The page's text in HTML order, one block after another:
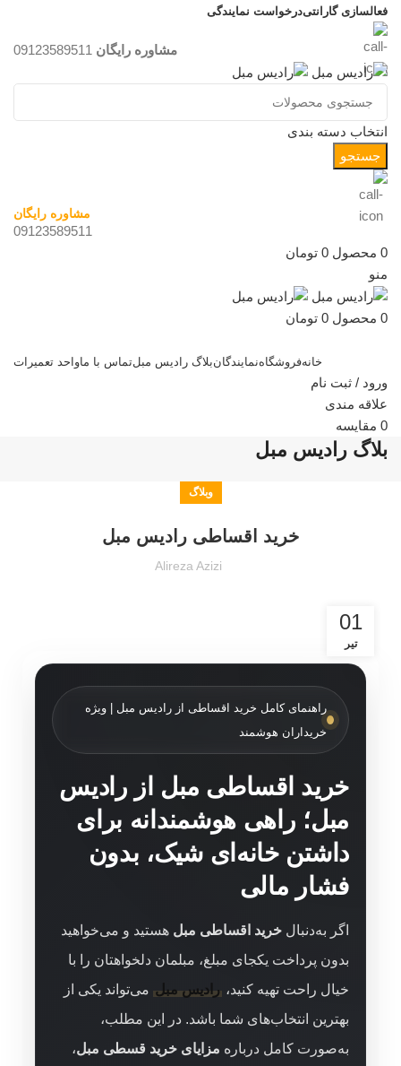
فعالسازی گارانتیدرخواست نمایندگی
مشاوره رایگان
انتخاب دسته بندی
جستجو
مشاوره رایگان
09123589511
0 محصول 0 تومان
منو
0 محصول 0 تومان
خانهفروشگاهنمایندگانبلاگ رادیس مبلتماس با ماواحد تعمیرات
ورود / ثبت نام
علاقه مندی
0 مقایسه
بلاگ رادیس مبل
وبلاگ
خرید اقساطی رادیس مبل
Alireza Azizi
01
تیر
راهنمای کامل خرید اقساطی از رادیس مبل | ویژه
خریداران هوشمند
خرید اقساطی مبل از رادیس
مبل؛ راهی هوشمندانه برای
داشتن خانه‌ای شیک، بدون
فشار مالی
اگر به‌دنبال خرید اقساطی مبل هستید و می‌خواهید
بدون پرداخت یکجای مبلغ، مبلمان دلخواهتان را با
خیال راحت تهیه کنید، رادیس مبلمی‌تواند یکی از
بهترین انتخاب‌های شما باشد. در این مطلب،
به‌صورت کامل درباره مزایای خرید قسطی مبل،